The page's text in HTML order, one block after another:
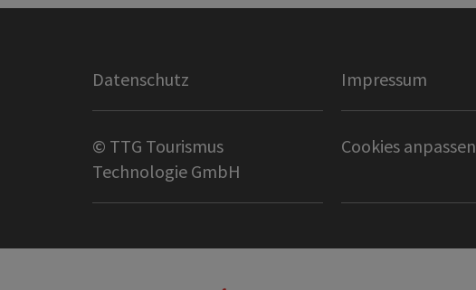
Datenschutz Impressum
© TTG Tourismus
Technologie GmbH
Cookies anpassen